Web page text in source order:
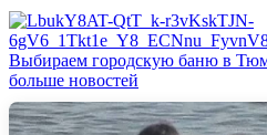
Выбираем городскую баню в
больше новостей